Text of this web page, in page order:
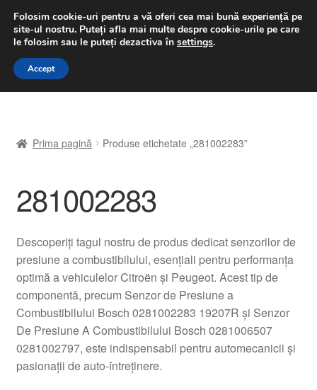
LIVRARE de la 33 lei
luni-vineri 9 a.m. - 4 p.m.031 229 6816
Sari
Sari
A lua legatura
Contul meu
Despre noi
Finalizare comandă
Livrare
Livrare în toată lumea
Prima pagină Produse etichetate „281002283”
281002283
Descoperiți tagul nostru de produs dedicat senzorilor de
presiune a combustibilului, esențiali pentru performanța
optimă a vehiculelor Citroën și Peugeot. Acest tip de
componentă, precum Senzor de Presiune a
Combustibilului Bosch 0281002283 19207R și Senzor
De Presiune A Combustibilului Bosch 0281006507
0281002797, este indispensabil pentru automecanicii și
pasionații de auto-întreținere.
Folosim cookie-uri pentru a vă oferi cea mai bună experiență pe
site-ul nostru. Puteți afla mai multe despre cookie-urile pe care
le folosim sau le puteți dezactiva în settings.
Accept